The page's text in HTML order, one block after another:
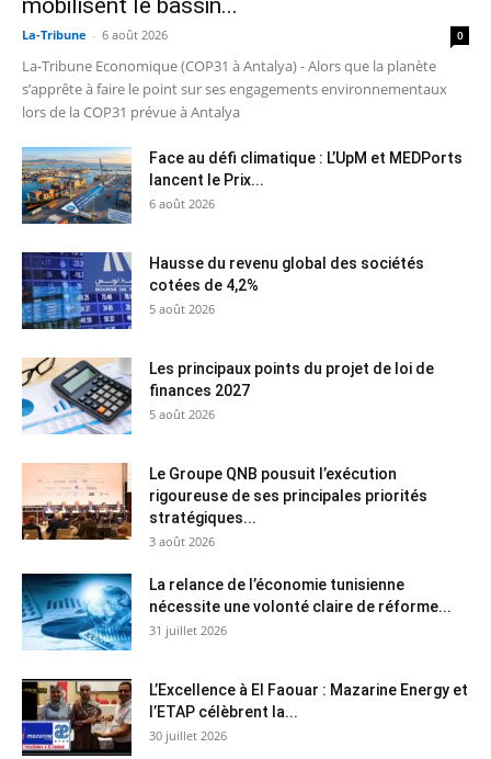
La-Tribune - 6 août 2026 0
La-Tribune Economique (COP31 à Antalya) - Alors que la planète
s’apprête à faire le point sur ses engagements environnementaux
lors de la COP31 prévue à Antalya
Face au défi climatique : L’UpM et MEDPorts
lancent le Prix...
6 août 2026
Hausse du revenu global des sociétés
cotées de 4,2%
5 août 2026
Les principaux points du projet de loi de
finances 2027
5 août 2026
Le Groupe QNB pousuit l’exécution
rigoureuse de ses principales priorités
stratégiques...
3 août 2026
La relance de l’économie tunisienne
nécessite une volonté claire de réforme...
31 juillet 2026
L’Excellence à El Faouar : Mazarine Energy et
l’ETAP célèbrent la...
30 juillet 2026